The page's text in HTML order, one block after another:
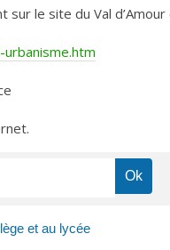
le site du Val d’Amour
et au lycée